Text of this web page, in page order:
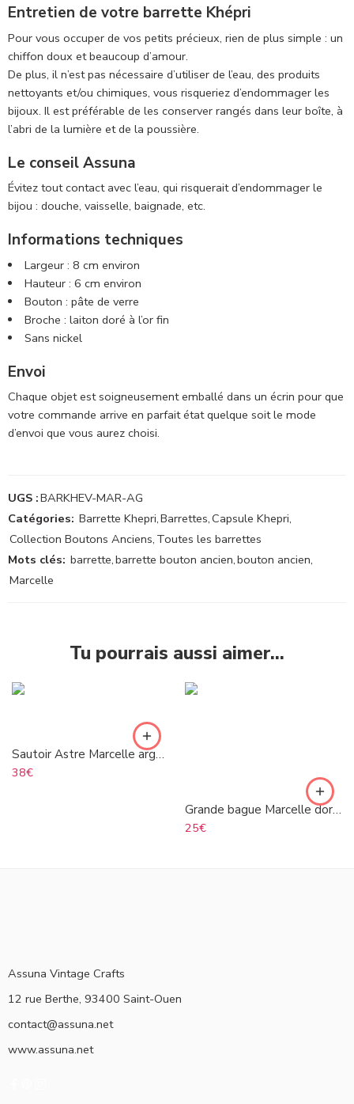
Entretien de votre barrette Khépri
Pour vous occuper de vos petits précieux, rien de plus simple : un
chiffon doux et beaucoup d’amour.
De plus, il n’est pas nécessaire d’utiliser de l’eau, des produits
nettoyants et/ou chimiques, vous risqueriez d’endommager les
bijoux. Il est préférable de les conserver rangés dans leur boîte, à
l’abri de la lumière et de la poussière.
Le conseil Assuna
Évitez tout contact avec l’eau, qui risquerait d’endommager le
bijou : douche, vaisselle, baignade, etc.
Informations techniques
Largeur : 8 cm environ
Hauteur : 6 cm environ
Bouton : pâte de verre
Broche : laiton doré à l’or fin
Sans nickel
Envoi
Chaque objet est soigneusement emballé dans un écrin pour que
votre commande arrive en parfait état quelque soit le mode
d’envoi que vous aurez choisi.
UGS :BARKHEV-MAR-AG
Catégories: Barrette Khepri,Barrettes,Capsule Khepri,
Collection Boutons Anciens, Toutes les barrettes
Mots clés: barrette,barrette bouton ancien,bouton ancien,
Marcelle
Tu pourrais aussi aimer…
Sautoir Astre Marcelle argenté
38€
Grande bague Marcelle dorée
25€
Assuna Vintage Crafts
12 rue Berthe, 93400 Saint-Ouen
contact@assuna.net
www.assuna.net